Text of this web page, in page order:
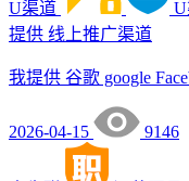
U渠道
提供 线上推广渠道
我提供 谷歌 google
2026-04-15 9146